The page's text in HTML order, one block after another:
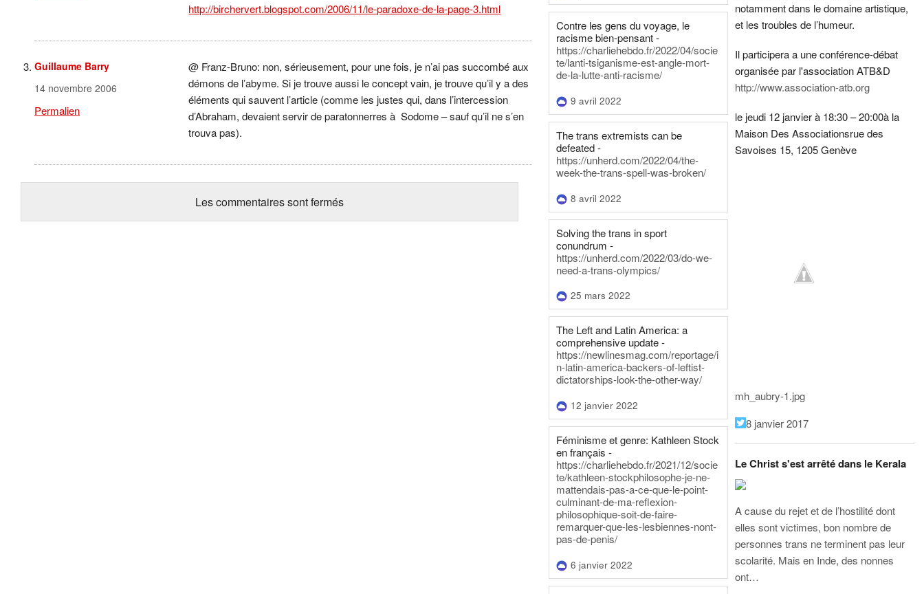
http://birchervert.blogspot.com/2006/11/le-paradoxe-de-la-page-3.html
Guillaume Barry
14 novembre 2006
Permalien
@ Franz-Bruno: non, sérieusement, pour une fois, je n’ai pas succombé aux
démons de l’abyme. Si je trouve aussi le concept vain, je trouve qu’il y a des
éléments qui sauvent l’article (comme les justes qui, dans l’intercession
d’Abraham, devaient servir de paratonnerres à Sodome – sauf qu’il ne s’en
trouva pas).
Les commentaires sont fermés
Contre les gens du voyage, le
racisme bien-pensant -
https://charliehebdo.fr/2022/04/socie
te/lanti-tsiganisme-est-angle-mort-
de-la-lutte-anti-racisme/
9 avril 2022
The trans extremists can be
defeated -
https://unherd.com/2022/04/the-
week-the-trans-spell-was-broken/
8 avril 2022
Solving the trans in sport
conundrum -
https://unherd.com/2022/03/do-we-
need-a-trans-olympics/
25 mars 2022
The Left and Latin America: a
comprehensive update -
https://newlinesmag.com/reportage/i
n-latin-america-backers-of-leftist-
dictatorships-look-the-other-way/
12 janvier 2022
Féminisme et genre: Kathleen Stock
en français -
https://charliehebdo.fr/2021/12/socie
te/kathleen-stockphilosophe-je-ne-
mattendais-pas-a-ce-que-le-point-
culminant-de-ma-reflexion-
philosophique-soit-de-faire-
remarquer-que-les-lesbiennes-nont-
pas-de-penis/
6 janvier 2022
notamment dans le domaine artistique,
et les troubles de l’humeur.
Il participera a une conférence-débat
organisée par l'association ATB&D
http://www.association-atb.org
le jeudi 12 janvier à 18:30 – 20:00à la
Maison Des Associationsrue des
Savoises 15, 1205 Genève
mh_aubry-1.jpg
8 janvier 2017
Le Christ s'est arrêté dans le Kerala
A cause du rejet et de l’hostilité dont
elles sont victimes, bon nombre de
personnes trans ne terminent pas leur
scolarité. Mais en Inde, des nonnes
ont…